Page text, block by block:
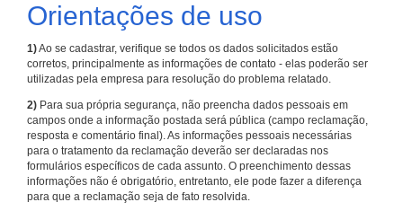
Orientações de uso
1)Ao se cadastrar, verifique se todos os dados solicitados estão
corretos, principalmente as informações de contato - elas poderão ser
utilizadas pela empresa para resolução do problema relatado.
2) Para sua própria segurança, não preencha dados pessoais em
campos onde a informação postada será pública (campo reclamação,
resposta e comentário final). As informações pessoais necessárias
para o tratamento da reclamação deverão ser declaradas nos
formulários específicos de cada assunto. O preenchimento dessas
informações não é obrigatório, entretanto, ele pode fazer a diferença
para que a reclamação seja de fato resolvida.